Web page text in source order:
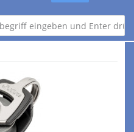
Rollen